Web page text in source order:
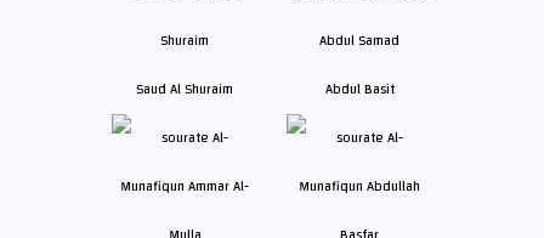
Saud Al Shuraim Abdul Basit